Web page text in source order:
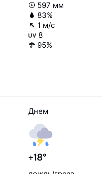
597 мм
83%
1 м/с
8
95%
Днем
+18°